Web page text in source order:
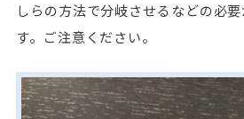
しらの方法で分岐させるなどの必
す。ご注意ください。